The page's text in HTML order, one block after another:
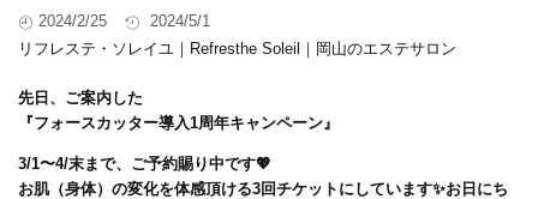
2024/2/25
2024/5/1
リフレステ・ソレイユ｜Refresthe Soleil｜岡山のエステサロン
先日、ご案内した
『フォースカッター導入1周年キャンペーン』
3/1〜4/末まで、ご予約賜り中です💖
お肌（身体）の変化を体感頂ける3回チケットにしています✨お日にち